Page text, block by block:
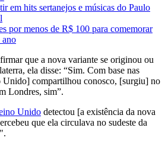
em hits sertanejos e músicas do Paulo
por menos de R$ 100 para comemorar
ano
que a nova variante se originou ou
ela disse: “Sim. Com base nas
Unido] compartilhou conosco, [surgiu] no
Londres, sim”.
Unido detectou [a existência da nova
que ela circulava no sudeste da